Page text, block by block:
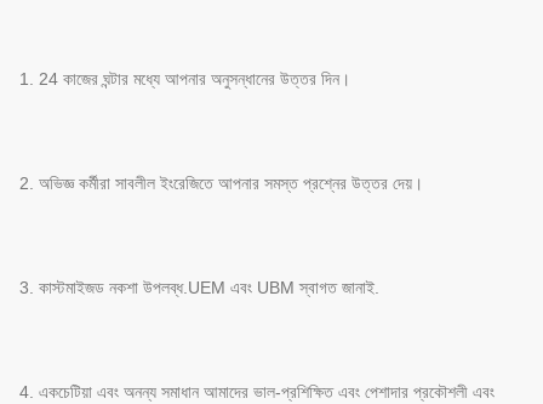
1. 24 কাজের ঘন্টার মধ্যে আপনার অনুসন্ধানের উত্তর দিন।
2. অভিজ্ঞ কর্মীরা সাবলীল ইংরেজিতে আপনার সমস্ত প্রশ্নের উত্তর দেয়।
3. কাস্টমাইজড নকশা উপলব্ধ.UEM এবং UBM স্বাগত জানাই.
4. একচেটিয়া এবং অনন্য সমাধান আমাদের ভাল-প্রশিক্ষিত এবং পেশাদার প্রকৌশলী এবং